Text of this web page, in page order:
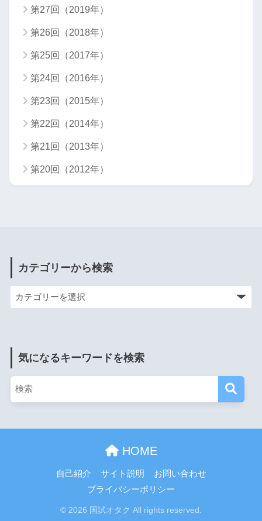
第27回（2019年）
第26回（2018年）
第25回（2017年）
第24回（2016年）
第23回（2015年）
第22回（2014年）
第21回（2013年）
第20回（2012年）
カテゴリーから検索
気になるキーワードを検索
HOME
自己紹介 サイト説明
お問い合わせ
プライバシーポリシー
© 2026 国試オタク All rights reserved.